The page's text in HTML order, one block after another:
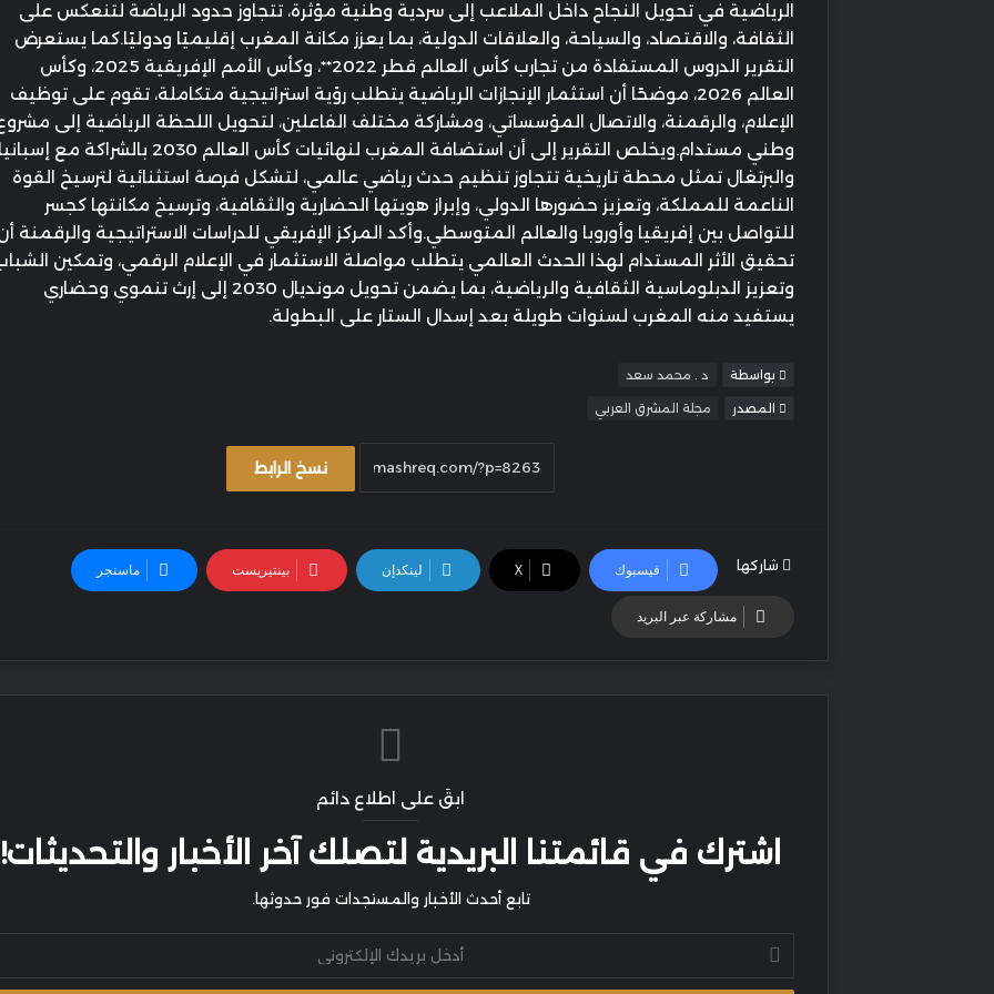
الرياضية في تحويل النجاح داخل الملاعب إلى سردية وطنية مؤثرة، تتجاوز حدود الرياضة لتنعكس على
الثقافة، والاقتصاد، والسياحة، والعلاقات الدولية، بما يعزز مكانة المغرب إقليميًا ودوليًا.كما يستعرض
التقرير الدروس المستفادة من تجارب كأس العالم قطر 2022**، وكأس الأمم الإفريقية 2025، وكأس
العالم 2026، موضحًا أن استثمار الإنجازات الرياضية يتطلب رؤية استراتيجية متكاملة، تقوم على توظيف
الإعلام، والرقمنة، والاتصال المؤسساتي، ومشاركة مختلف الفاعلين، لتحويل اللحظة الرياضية إلى
وطني مستدام.ويخلص التقرير إلى أن استضافة المغرب لنهائيات كأس العالم 2030 بالشراكة مع
والبرتغال تمثل محطة تاريخية تتجاوز تنظيم حدث رياضي عالمي، لتشكل فرصة استثنائية لترسيخ القوة
الناعمة للمملكة، وتعزيز حضورها الدولي، وإبراز هويتها الحضارية والثقافية، وترسيخ مكانتها كجسر
للتواصل بين إفريقيا وأوروبا والعالم المتوسطي.وأكد المركز الإفريقي للدراسات الاستراتيجية والرقمنة
تحقيق الأثر المستدام لهذا الحدث العالمي يتطلب مواصلة الاستثمار في الإعلام الرقمي، وتمكين
وتعزيز الدبلوماسية الثقافية والرياضية، بما يضمن تحويل مونديال 2030 إلى إرث تنموي وحضاري
يستفيد منه المغرب لسنوات طويلة بعد إسدال الستار على البطولة.
بواسطة د . محمد سعد
المصدر مجلة المشرق العربي
نسخ الرابط
شاركها فيسبوك ‫X لينكدإن بينتيريست ماسنجر
مشاركة عبر البريد
ابقَ على اطلاع دائم
اشترك في قائمتنا البريدية لتصلك آخر الأخبار والتحديثات!
تابع أحدث الأخبار والمستجدات فور حدوثها.
بريدك
الإلكتروني